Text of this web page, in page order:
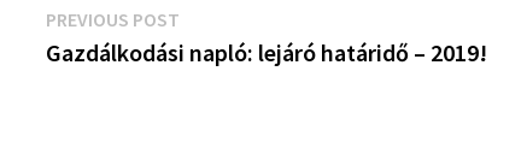
Bejegyzés
navigáció
PREVIOUS POST
post:
Gazdálkodási napló: lejáró határidő – 2019!